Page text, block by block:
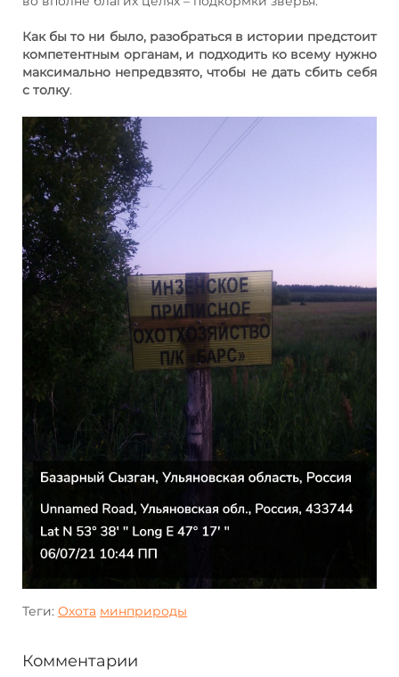
Как бы то ни было, разобраться в истории предстоит
компетентным органам, и подходить ко всему нужно
максимально непредвзято, чтобы не дать сбить себя
с толку.
Теги: Охота минприроды
Комментарии